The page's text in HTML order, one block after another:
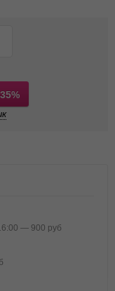
— 900 руб